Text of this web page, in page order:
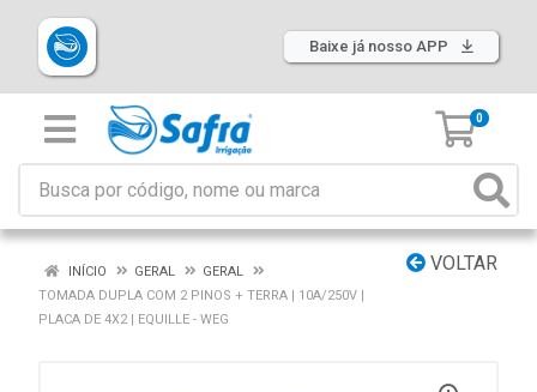
Baixe já nosso APP
0
VOLTAR
INÍCIO GERAL
GERAL
TOMADA DUPLA COM 2 PINOS + TERRA | 10A/250V |
PLACA DE 4X2 | EQUILLE - WEG